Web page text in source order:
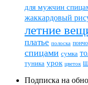
для мужчин
жаккардовый
летние
платье полоска пончо
спицами сумка
туника урок цветок
Подписка на